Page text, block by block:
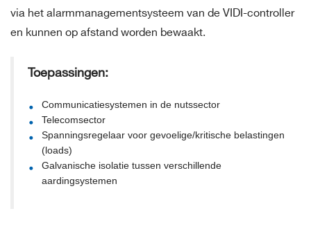
via het alarmmanagementsysteem van de VIDI-controller
en kunnen op afstand worden bewaakt.
Toepassingen:
Communicatiesystemen in de nutssector
Telecomsector
Spanningsregelaar voor gevoelige/kritische belastingen
(loads)
Galvanische isolatie tussen verschillende
aardingsystemen